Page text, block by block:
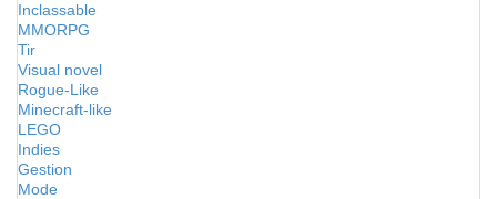
Inclassable
MMORPG
Tir
Visual novel
Rogue-Like
Minecraft-like
LEGO
Indies
Gestion
Mode